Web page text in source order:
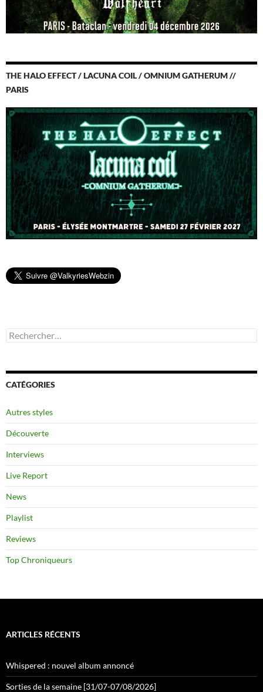
THE HALO EFFECT / LACUNA COIL / OMNIUM GATHERUM //
PARIS
Rechercher :
CATÉGORIES
Autres styles
Découverte
Interviews
Live Report
News
Playlist
Reviews
Top Chroniqueurs
ARTICLES RÉCENTS
Whispered : nouvel album annoncé
Sorties de la semaine [31/07-07/08/2026]